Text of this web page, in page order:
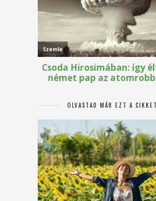
OLVASTAD MÁR EZT A